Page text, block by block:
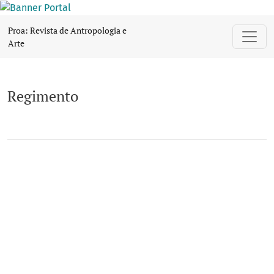
Regimento
Proa: Revista de Antropologia e
Arte
Regimento